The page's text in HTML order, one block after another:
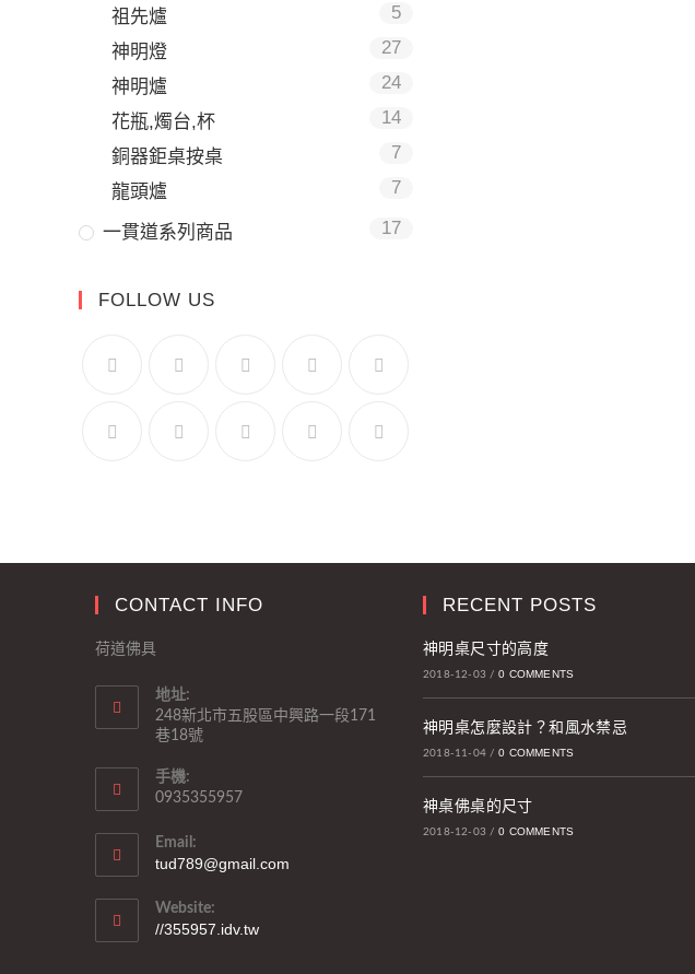
祖先爐
5
神明燈
27
神明爐
24
花瓶,燭台,杯
14
銅器鉅桌按桌
7
龍頭爐
7
一貫道系列商品 17
FOLLOW US
CONTACT INFO
荷道佛具
地址:
248新北市五股區中興路一段171
巷18號
手機:
0935355957
Email:
tud789@gmail.com
Website:
//355957.idv.tw
RECENT POSTS
神明桌尺寸的高度
2018-12-03 / 0 COMMENTS
神明桌怎麼設計？和風水禁忌
2018-11-04 / 0 COMMENTS
神桌佛桌的尺寸
2018-12-03 / 0 COMMENTS